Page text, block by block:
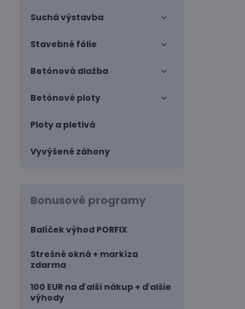
Suchá výstavba
Stavebné fólie
Betónová dlažba
Betónové ploty
Ploty a pletivá
Vyvýšené záhony
Bonusové programy
Balíček výhod PORFIX
Strešné okná + markíza
zdarma
100 EUR na ďalší nákup + ďalšie
výhody